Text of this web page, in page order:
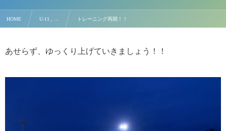
HOME U-11 , … トレーニング再開！！
あせらず、ゆっくり上げていきましょう！！